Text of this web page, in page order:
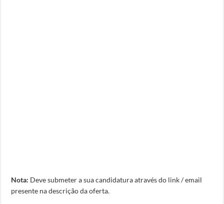
Nota: Deve submeter a sua candidatura através do link / email
presente na descrição da oferta.